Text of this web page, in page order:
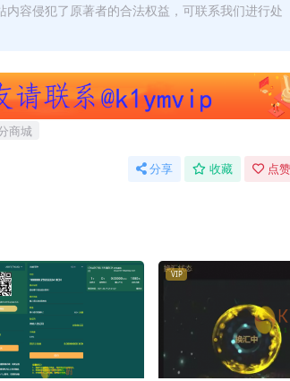
容侵犯了原著者的合法权益，可联系我们进行处
商城
分享 收藏 点
VIP